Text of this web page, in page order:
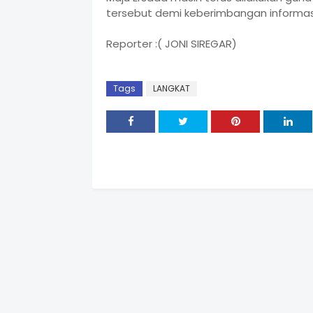
tersebut demi keberimbangan
Reporter :( JONI SIREGAR)
Tags LANGKAT